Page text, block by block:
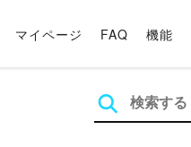
マイページ FAQ 機能